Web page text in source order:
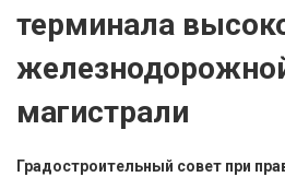
терминала
магистрали
Градостроительный совет при